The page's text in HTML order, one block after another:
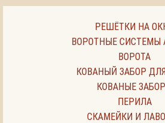
РЕШЁТКИ НА
ВОРОТНЫЕ СИСТЕМЫ
ВОРОТА
КОВАНЫЙ ЗАБОР
КОВАНЫЕ
ПЕРИЛА
СКАМЕЙКИ И